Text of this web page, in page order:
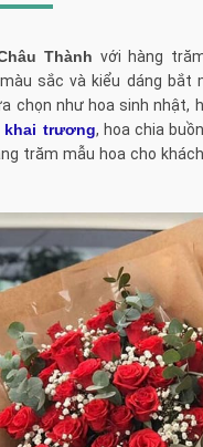
Thành với hàng
sắc và kiểu dáng bắt
chọn như hoa sinh nhật,
khai trương, hoa chia
trăm mẫu hoa cho